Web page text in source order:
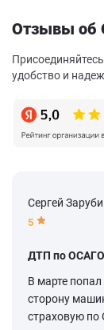
Отзывы об
удобство и
Сергей
5
ДТП по ОСАГО
В марте
сторону
страховую по